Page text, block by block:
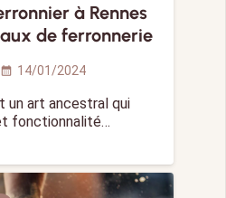
à Rennes
de ferronnerie
calendar_month 14/01/2024
un art ancestral qui
fonctionnalité…